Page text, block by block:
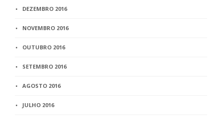
DEZEMBRO 2016
NOVEMBRO 2016
OUTUBRO 2016
SETEMBRO 2016
AGOSTO 2016
JULHO 2016